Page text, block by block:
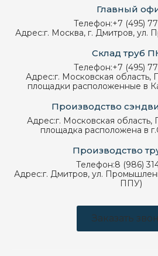
Главный
Телефон:+7 (495)
Адрес:г. Москва, г. Дмитров, ул.
Склад труб
Телефон:+7 (495)
Адрес:г. Московская область,
площадки расположенные в
Производство
Адрес:г. Московская область,
площадка расположена в
Производство
Телефон:8 (986)
Адрес:г. Дмитров, ул.
ППУ)
Заказать